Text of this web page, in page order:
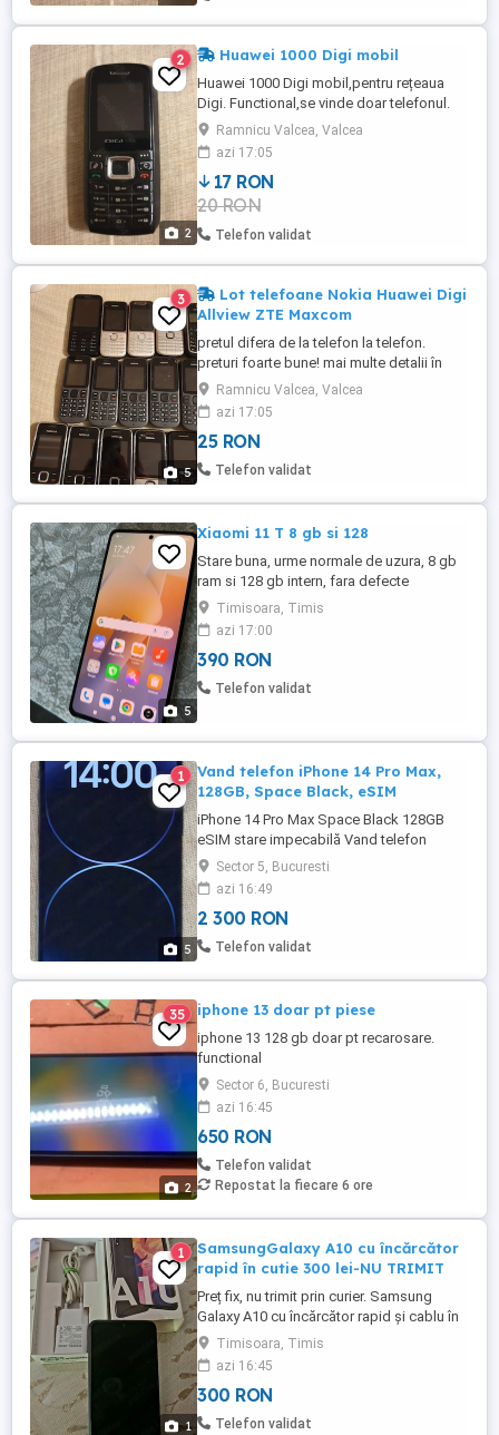
2
2 Huawei 1000 Digi mobil
Huawei 1000 Digi mobil,pentru rețeaua
Digi. Functional,se vinde doar telefonul.
Ramnicu Valcea, Valcea
azi 17:05
17 RON
20 RON
Telefon validat
5
3
Lot telefoane Nokia Huawei Digi
Allview ZTE Maxcom
pretul difera de la telefon la telefon.
preturi foarte bune! mai multe detalii în
privat sau la telefon.
Ramnicu Valcea, Valcea
azi 17:05
25 RON
Telefon validat
5
Xiaomi 11 T 8 gb si 128
Stare buna, urme normale de uzura, 8 gb
ram si 128 gb intern, fara defecte
tehnice.se misca foarte bine.se da doar
cablu.pret fix
Timisoara, Timis
azi 17:00
390 RON
Telefon validat
5
1
Vand telefon iPhone 14 Pro Max,
128GB, Space Black, eSIM
iPhone 14 Pro Max Space Black 128GB
eSIM stare impecabilă Vand telefon
iPhone 14 Pro Max, achizitionat din SUA in
2024, magazin oficial Apple (pot prezenta
factura). Telefonul este liber de retea si
poate fi folosit doar cu cartela eSIM.
Telefonul poate stoca maxim 8 profiluri
Sector 5, Bucuresti
azi 16:49
2 300 RON
Telefon validat
2
35 iphone 13 doar pt piese
iphone 13 128 gb doar pt recarosare.
functional
Sector 6, Bucuresti
azi 16:45
650 RON
Telefon validat
Repostat la fiecare 6 ore
1
1
SamsungGalaxy A10 cu încărcător
rapid în cutie 300 lei-NU TRIMIT
Preț fix, nu trimit prin curier. Samsung
Galaxy A10 cu încărcător rapid și cablu în
cutieTimisoara, Timis
azi 16:45
300 RON
Telefon validat